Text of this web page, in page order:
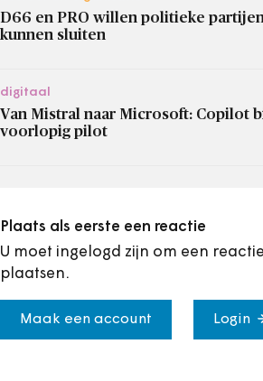
D66 en PRO willen politieke
kunnen sluiten
digitaal
Van Mistral naar Microsoft: Copilot
voorlopig pilot
Plaats als eerste een reactie
U moet ingelogd zijn om een
plaatsen.
Maak een account Login